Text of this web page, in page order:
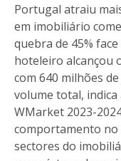
Portugal atraiu
em imobiliário
quebra de 45%
hoteleiro alcançou
com 640 milhões
volume total, indica
WMarket 2023-
comportamento
sectores do